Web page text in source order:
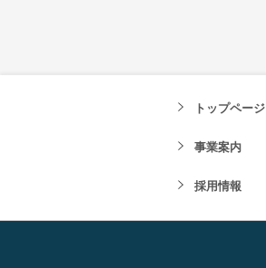
トップページ
事業案内
採用情報